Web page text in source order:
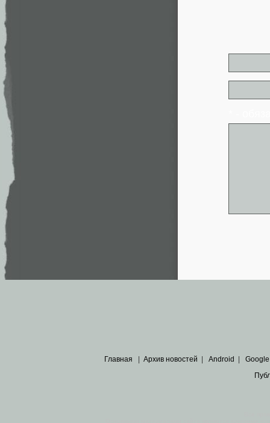
Главная Архив новостей Android Google